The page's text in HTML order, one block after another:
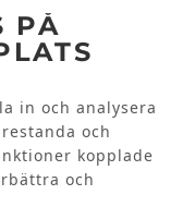
PÅ
in och analysera
och
kopplade
och